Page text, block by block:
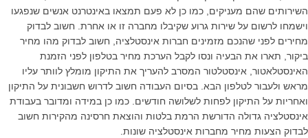
השירותים שהם מעניקים, כמו כן לא פעם תמצאו באינטרנט אנשים שנפגעו
וישמחו לרשום על שירות גרוע שקיבלו מחברה זו או אחרת. חשוב לבדוק
מחירים לפני שהנכם מזמינים חברות אינסטלציה, חשוב לבדוק מהו מחיר
ביקור, תארו את הבעיה ונסו לקבל הערכת מחיר בטלפון לפני הזמנת
האינסטלאטור, אינסטלטור המסרב להעריך את התיקון מומלץ לוותר עליו
מראש ולעבור לטלפון הבא. בסיום העבודה חשוב לדרוש חשבונית על התיקון
ואחריות על התיקון לפחות לשלושה חודשים. כמו כן במידה ומדובר בעבודת
אינסטלציה גדולה הדורשת הרמת בלטות והוצאת חרסינה מהקירות חשוב
לבדוק הצעות מחיר מחברות אינסטלציה שונות.